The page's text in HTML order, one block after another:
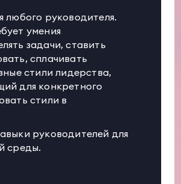
руководителя.
умения
задачи, ставить
сплачивать
стили лидерства,
для конкретного
стили в
руководителей для
среды.